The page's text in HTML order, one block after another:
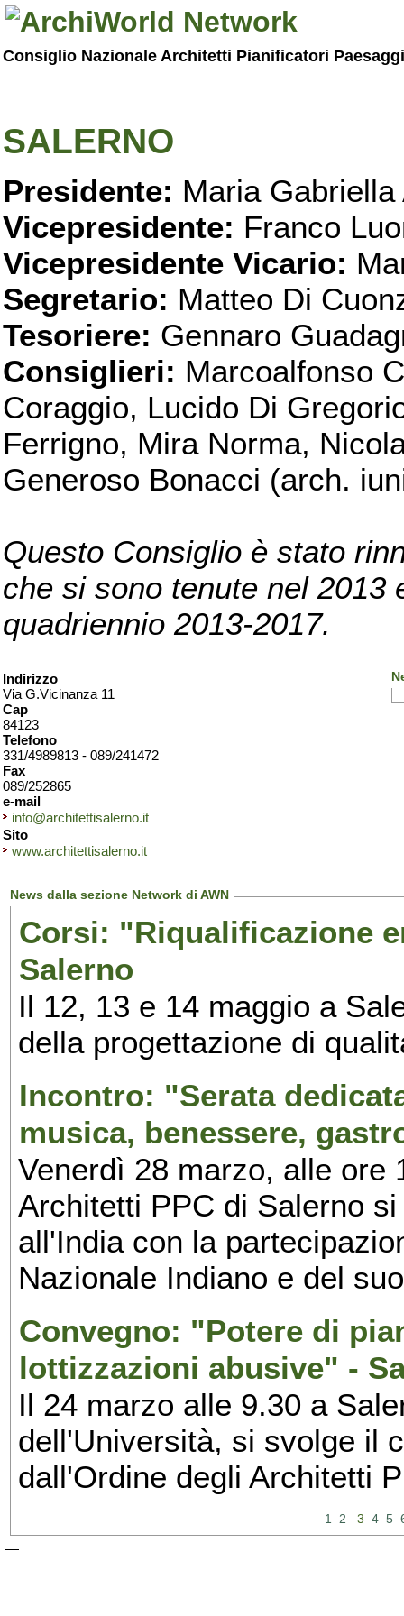
Consiglio Nazionale Architetti Pianificatori
SALERNO
Presidente: Maria Gabriella
Vicepresidente: Franco
Vicepresidente Vicario:
Segretario: Matteo Di
Tesoriere: Gennaro
Consiglieri: Marcoalfonso
Coraggio, Lucido Di
Ferrigno, Mira Norma,
Generoso Bonacci (arch.
Questo Consiglio è stato
che si sono tenute nel 2013
quadriennio 2013-2017.
Indirizzo
Via G.Vicinanza 11
Cap
84123
Telefono
331/4989813 - 089/241472
Fax
089/252865
e-mail
info@architettisalerno.it
Sito
www.architettisalerno.it
News dalla sezione Network di AWN
Corsi: "Riqualificazione
Salerno
Il 12, 13 e 14 maggio a
della progettazione di
Incontro: "Serata
musica, benessere,
Venerdì 28 marzo, alle ore
Architetti PPC di Salerno
all'India con la
Nazionale Indiano e del
Convegno: "Potere di
lottizzazioni abusive" -
Il 24 marzo alle 9.30 a
dell'Università, si svolge il
dall'Ordine degli Architetti
1 2 3 4 5